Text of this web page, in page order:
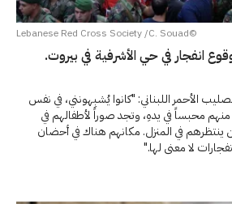
©Lebanese Red Cross Society /C. Souad
الأحمر اللبناني: "كانوا يُشبِهونني، في نفس
منهم محبساً في يدهِ، وتجد صوراً لأطفالهم في
في المنزل. مكانهم هناك في أحضان
لا معنى لها."